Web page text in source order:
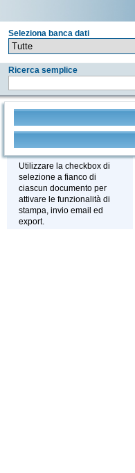
Seleziona banca dati
Ricerca semplice
Stampa - Email - Export
Utilizzare la checkbox di
selezione a fianco di
ciascun documento per
attivare le funzionalità di
stampa, invio email ed
export.